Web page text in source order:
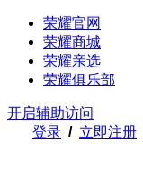
荣耀官网
荣耀商城
荣耀亲选
荣耀俱乐部
开启辅助访问
登录 / 立即注册